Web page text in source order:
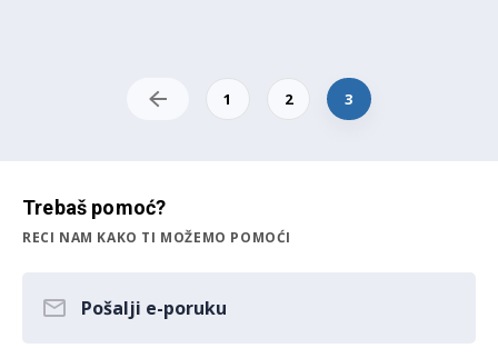
1 2 3
Trebaš pomoć?
RECI NAM KAKO TI MOŽEMO POMOĆI
Pošalji e-poruku